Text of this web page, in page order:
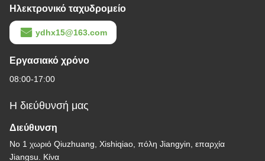
Ηλεκτρονικό ταχυδρομείο
ydhx15@163.com
Εργασιακό χρόνο
08:00-17:00
Η διεύθυνσή μας
Διεύθυνση
Νο 1 χωριό Qiuzhuang, Xishiqiao, πόλη Jiangyin, επαρχία
Jiangsu. Κίνα